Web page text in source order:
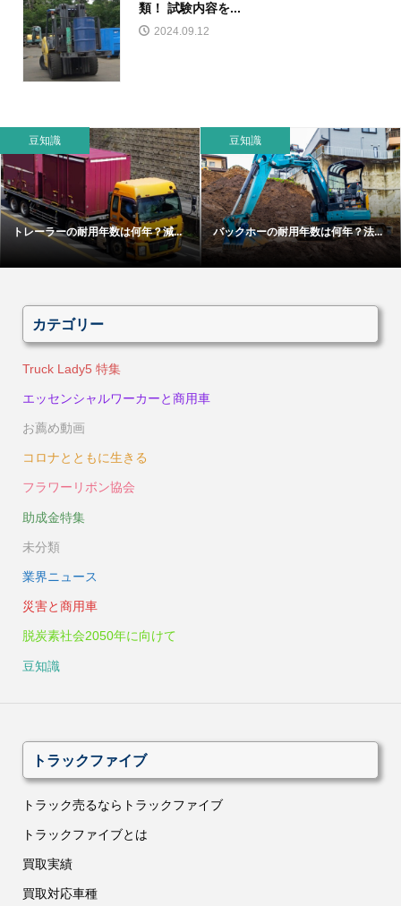
類！ 試験内容を...
2024.09.12
豆知識
トレーラーの耐用年数は何年？減...
豆知識
バックホーの耐用年数は何年？法...
カテゴリー
Truck Lady5 特集
エッセンシャルワーカーと商用車
お薦め動画
コロナとともに生きる
フラワーリボン協会
助成金特集
未分類
業界ニュース
災害と商用車
脱炭素社会2050年に向けて
豆知識
トラックファイブ
トラック売るならトラックファイブ
トラックファイブとは
買取実績
買取対応車種